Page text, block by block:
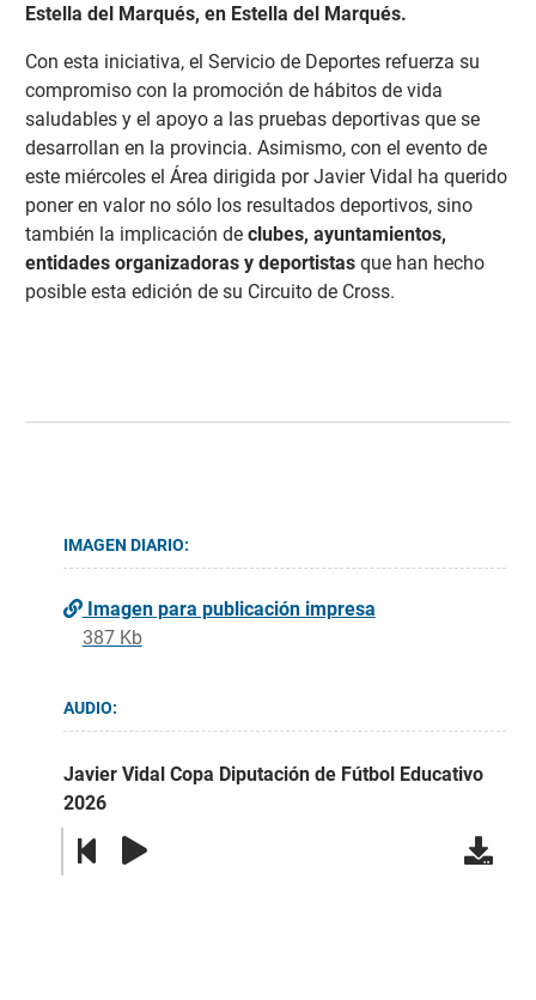
Estella del Marqués, en Estella del Marqués.
Con esta iniciativa, el Servicio de Deportes refuerza su
compromiso con la promoción de hábitos de vida
saludables y el apoyo a las pruebas deportivas que se
desarrollan en la provincia. Asimismo, con el evento de
este miércoles el Área dirigida por Javier Vidal ha querido
poner en valor no sólo los resultados deportivos, sino
también la implicación de clubes, ayuntamientos,
entidades organizadoras y deportistas que han hecho
posible esta edición de su Circuito de Cross.
IMAGEN DIARIO:
Imagen para publicación impresa
387 Kb
AUDIO:
Javier Vidal Copa Diputación de Fútbol Educativo
2026